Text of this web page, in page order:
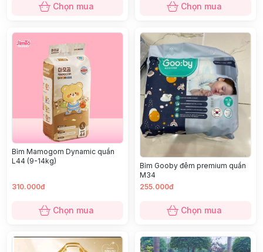
Chọn mua Chọn mua
Bỉm Mamogom Dynamic quần
L44 (9-14kg)
310.000đ
Chọn mua
Bỉm Gooby đêm premium quần
M34
255.000đ
Chọn mua